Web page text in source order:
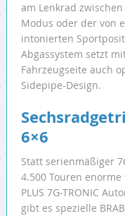
am Lenkrad
Modus oder der von
intonierten
Abgassystem setzt
Fahrzeugseite auch
Sidepipe-Design.
6×6
Statt serienmäßiger
4.500 Touren enorme
PLUS 7G-TRONIC
gibt es spezielle